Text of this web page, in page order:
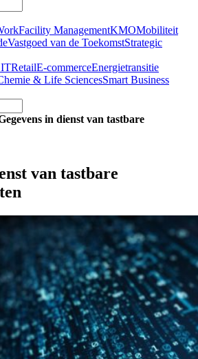
Facility ManagementKMOMobiliteit
Vastgoed van de ToekomstStrategic
ITRetailE-commerceEnergietransitie
& Life SciencesSmart Business
in dienst van tastbare
van tastbare